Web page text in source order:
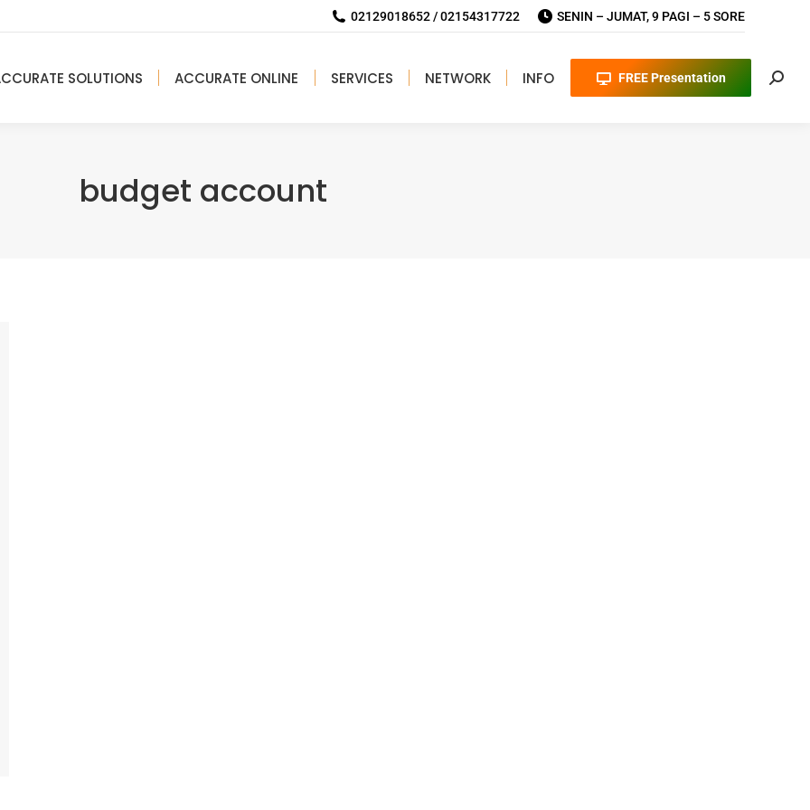
02129018652 / 02154317722 SENIN – JUMAT, 9 PAGI – 5 SORE
SOLUTIONS ACCURATE ONLINE SERVICES NETWORK INFO FREE Presentation
budget account